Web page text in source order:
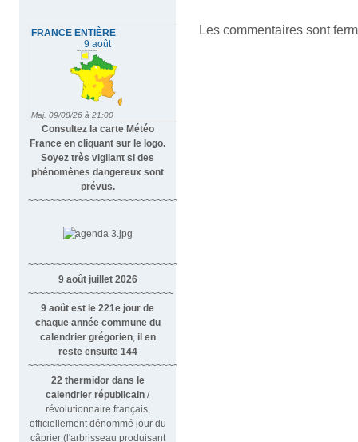
Consultez la carte Météo
France en cliquant sur le logo.
Soyez très vigilant si des
phénomènes dangereux sont
prévus.
~~~~~~~~~~~~~~~~~~~~~~~~~~~~
~~~~~~~~~~~~~~~~~~~~~~~~~~~~~~
9 août juillet 2026
~~~~~~~~~~~~~~~~~~~~~~~~~~
9 août est le 221e jour de
chaque année commune du
calendrier grégorien il en
reste ensuite 144
~~~~~~~~~~~~~~~~~~~~~~~~~~~~~~~~
22 thermidor dans le
calendrier républicain /
révolutionnaire français,
officiellement dénommé jour du
câprier (l'arbrisseau produisant
Les commentaires sont